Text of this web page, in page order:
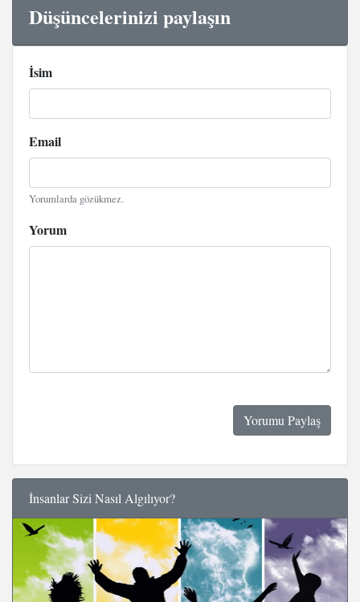
Düşüncelerinizi paylaşın
İsim
Email
Yorumlarda gözükmez.
Yorum
İnsanlar Sizi Nasıl Algılıyor?